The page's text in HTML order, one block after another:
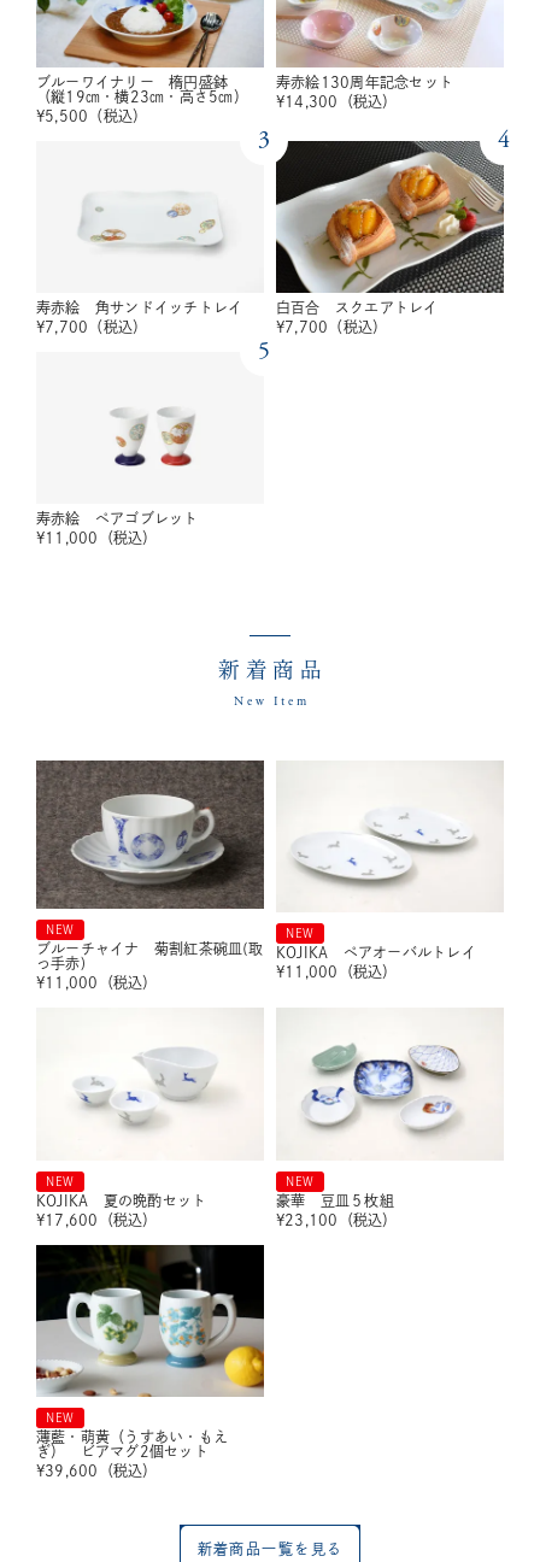
ブルーワイナリー 楕円盛鉢
（縦19㎝・横23㎝・高さ5㎝）
¥5,500 （税込）
寿赤絵130周年記念セット
¥14,300 （税込）
3
寿赤絵 角サンドイッチトレイ
¥7,700 （税込）
4
白百合 スクエアトレイ
¥7,700 （税込）
5
寿赤絵 ペアゴブレット
¥11,000 （税込）
新着商品
New Item
NEW
ブルーチャイナ 菊割紅茶碗皿(取
っ手赤)
¥11,000 （税込）
NEW
KOJIKA ペアオーバルトレイ
¥11,000 （税込）
NEW
KOJIKA 夏の晩酌セット
¥17,600 （税込）
NEW
豪華 豆皿５枚組
¥23,100 （税込）
NEW
薄藍・萌黄（うすあい・もえ
ぎ） ビアマグ2個セット
¥39,600 （税込）
新着商品一覧を見る